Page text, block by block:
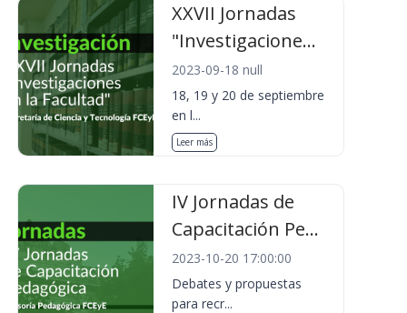
XXVII Jornadas
"Investigacione...
2023-09-18 null
18, 19 y 20 de septiembre
en l...
Leer más
IV Jornadas de
Capacitación Pe...
2023-10-20 17:00:00
Debates y propuestas
para recr...